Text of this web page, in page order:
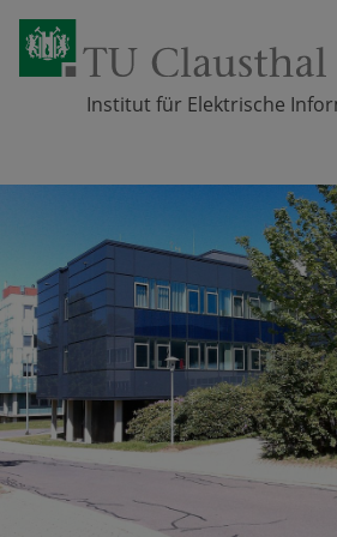
Institut für Elektrische